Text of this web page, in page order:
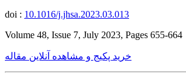
doi : 10.1016/j.jhsa.2023.03.013
Volume 48, Issue 7, July 2023, Pages 655-664
خرید پکیج و مشاهده آنلاین مقاله